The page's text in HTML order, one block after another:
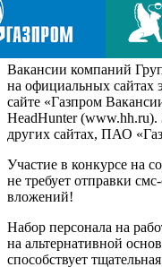
Вакансии компаний
на официальных сайтах
сайте «Газпром
HeadHunter (www.hh.ru).
других сайтах, ПАО
Участие в конкурсе на
не требует отправки
вложений!
Набор персонала на
на альтернативной
способствует